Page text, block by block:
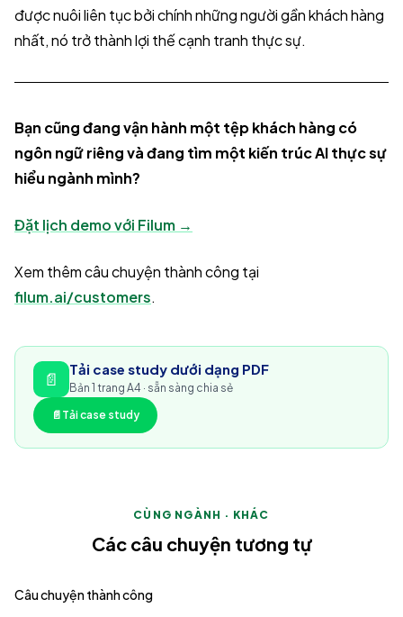
được nuôi liên tục bởi chính những người gần khách hàng
nhất, nó trở thành lợi thế cạnh tranh thực sự.
Bạn cũng đang vận hành một tệp khách hàng có
ngôn ngữ riêng và đang tìm một kiến trúc AI thực sự
hiểu ngành mình?
Đặt lịch demo với Filum →
Xem thêm câu chuyện thành công tại
filum.ai/customers.
📄 Tải case study dưới dạng PDF
Bản 1 trang A4 · sẵn sàng chia sẻ
📄 Tải case study
CÙNG NGÀNH · KHÁC
Các câu chuyện tương tự
Câu chuyện thành công